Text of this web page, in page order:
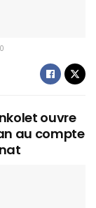
0
ouvre
au compte